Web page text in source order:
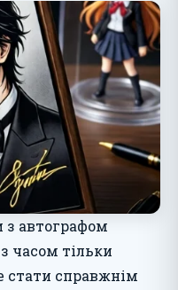
з автографом
часом тільки
стати справжнім